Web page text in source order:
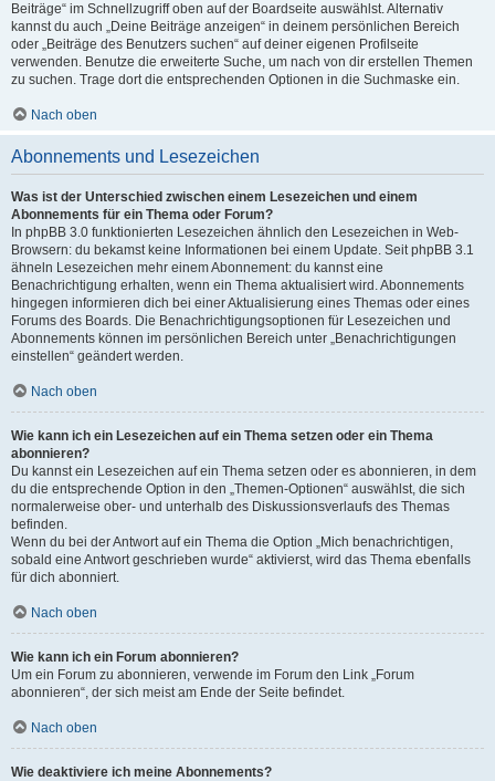
Beiträge“ im Schnellzugriff oben auf der Boardseite auswählst. Alternativ
kannst du auch „Deine Beiträge anzeigen“ in deinem persönlichen Bereich
oder „Beiträge des Benutzers suchen“ auf deiner eigenen Profilseite
verwenden. Benutze die erweiterte Suche, um nach von dir erstellen Themen
zu suchen. Trage dort die entsprechenden Optionen in die Suchmaske ein.
Nach oben
Abonnements und Lesezeichen
Was ist der Unterschied zwischen einem Lesezeichen und einem
Abonnements für ein Thema oder Forum?
In phpBB 3.0 funktionierten Lesezeichen ähnlich den Lesezeichen in Web-
Browsern: du bekamst keine Informationen bei einem Update. Seit phpBB 3.1
ähneln Lesezeichen mehr einem Abonnement: du kannst eine
Benachrichtigung erhalten, wenn ein Thema aktualisiert wird. Abonnements
hingegen informieren dich bei einer Aktualisierung eines Themas oder eines
Forums des Boards. Die Benachrichtigungsoptionen für Lesezeichen und
Abonnements können im persönlichen Bereich unter „Benachrichtigungen
einstellen“ geändert werden.
Nach oben
Wie kann ich ein Lesezeichen auf ein Thema setzen oder ein Thema
abonnieren?
Du kannst ein Lesezeichen auf ein Thema setzen oder es abonnieren, in dem
du die entsprechende Option in den „Themen-Optionen“ auswählst, die sich
normalerweise ober- und unterhalb des Diskussionsverlaufs des Themas
befinden.
Wenn du bei der Antwort auf ein Thema die Option „Mich benachrichtigen,
sobald eine Antwort geschrieben wurde“ aktivierst, wird das Thema ebenfalls
für dich abonniert.
Nach oben
Wie kann ich ein Forum abonnieren?
Um ein Forum zu abonnieren, verwende im Forum den Link „Forum
abonnieren“, der sich meist am Ende der Seite befindet.
Nach oben
Wie deaktiviere ich meine Abonnements?